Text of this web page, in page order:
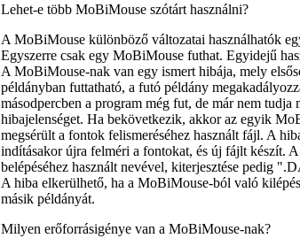
Lehet-e több MoBiMouse szótárt használni?
A MoBiMouse különböző változatai használhatók
Egyszerre csak egy MoBiMouse futhat. Egyidejű
A MoBiMouse-nak van egy ismert hibája, mely
példányban futtatható, a futó példány
másodpercben a program még fut, de már nem
hibajelenséget. Ha bekövetkezik, akkor az egyik
megsérült a fontok felismeréséhez használt fájl. A
indításakor újra felméri a fontokat, és új fájlt készít.
belépéséhez használt nevével, kiterjesztése pedig
A hiba elkerülhető, ha a MoBiMouse-ból való
másik példányát.
Milyen erőforrásigénye van a MoBiMouse-nak?